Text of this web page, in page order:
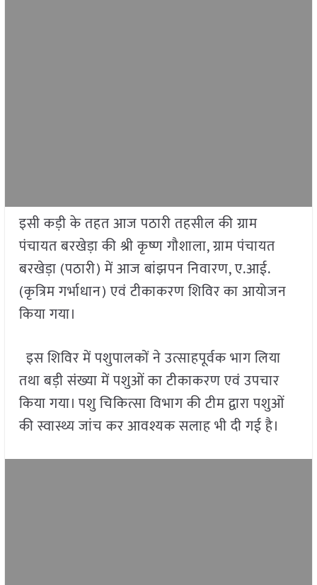
इसी कड़ी के तहत आज पठारी तहसील की ग्राम
पंचायत बरखेड़ा की श्री कृष्ण गौशाला, ग्राम पंचायत
बरखेड़ा (पठारी) में आज बांझपन निवारण, ए.आई.
(कृत्रिम गर्भाधान) एवं टीकाकरण शिविर का आयोजन
किया गया।
इस शिविर में पशुपालकों ने उत्साहपूर्वक भाग लिया
तथा बड़ी संख्या में पशुओं का टीकाकरण एवं उपचार
किया गया। पशु चिकित्सा विभाग की टीम द्वारा पशुओं
की स्वास्थ्य जांच कर आवश्यक सलाह भी दी गई है।